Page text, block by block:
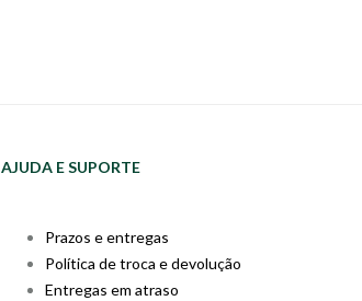
AJUDA E SUPORTE
Prazos e entregas
Política de troca e devolução
Entregas em atraso